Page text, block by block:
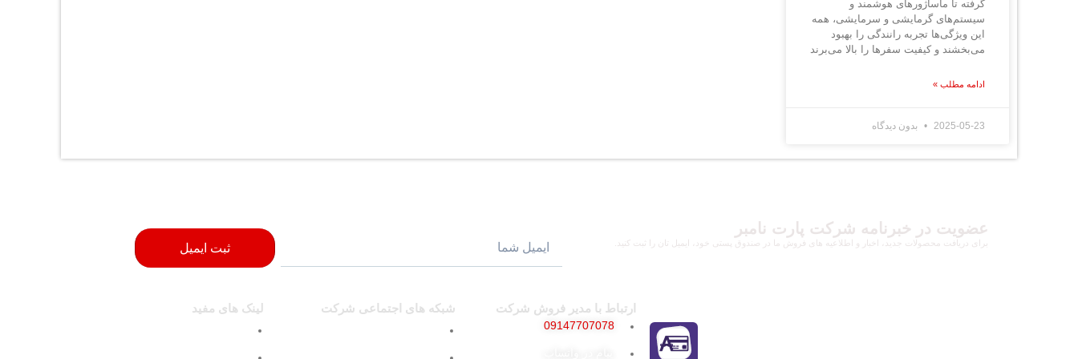
گرفته تا ماساژورهای هوشمند و
سیستم‌های گرمایشی و سرمایشی، همه
این ویژگی‌ها تجربه رانندگی را بهبود
می‌بخشند و کیفیت سفرها را بالا می‌برند
ادامه مطلب »
2025-05-23 بدون دیدگاه
عضویت در خبرنامه شرکت پارت نامبر
برای دریافت محصولات جدید، اخبار و اطلاعیه های فروش ما در صندوق پستی خود، ایمیل تان را ثبت کنید. ثبت ایمیل
ارتباط با مدیر فروش شرکت
09147707078
شبکه های اجتماعی شرکت لینک های مفید